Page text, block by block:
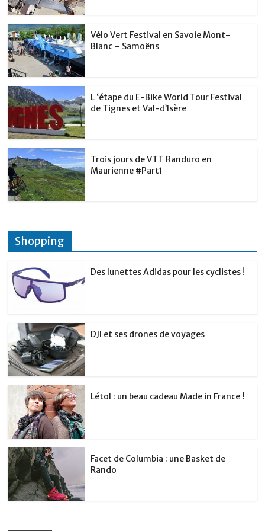
k
Vélo Vert Festival en Savoie Mont-
Blanc – Samoëns
L ‘étape du E-Bike World Tour Festival
de Tignes et Val-d’Isère
Trois jours de VTT Randuro en
Maurienne #Part1
Shopping
Des lunettes Adidas pour les cyclistes !
DJI et ses drones de voyages
Létol : un beau cadeau Made in France !
Facet de Columbia : une Basket de
Rando